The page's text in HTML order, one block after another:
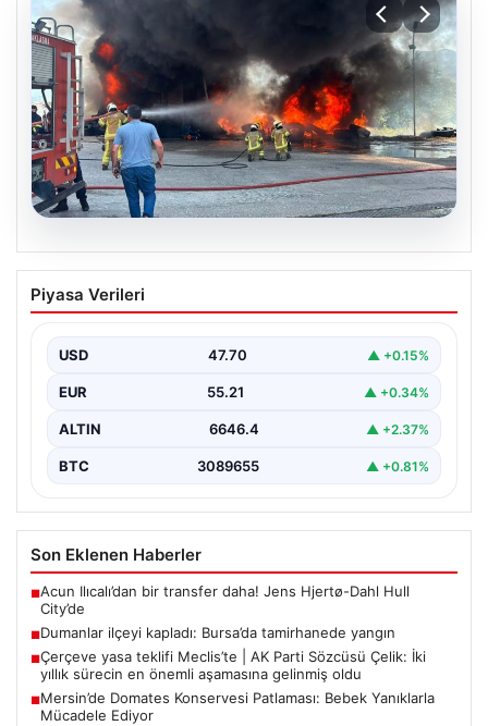
06.08.2026
Dumanlar ilçeyi kapladı: Bursa’da
tamirhanede yangın
Piyasa Verileri
USD 47.70 ▲ +0.15%
EUR 55.21 ▲ +0.34%
ALTIN 6646.4 ▲ +2.37%
BTC 3089655 ▲ +0.81%
Son Eklenen Haberler
■Acun Ilıcalı’dan bir transfer daha! Jens Hjertø-Dahl Hull
City’de
■Dumanlar ilçeyi kapladı: Bursa’da tamirhanede yangın
■Çerçeve yasa teklifi Meclis’te | AK Parti Sözcüsü Çelik: İki
yıllık sürecin en önemli aşamasına gelinmiş oldu
■Mersin’de Domates Konservesi Patlaması: Bebek Yanıklarla
Mücadele Ediyor